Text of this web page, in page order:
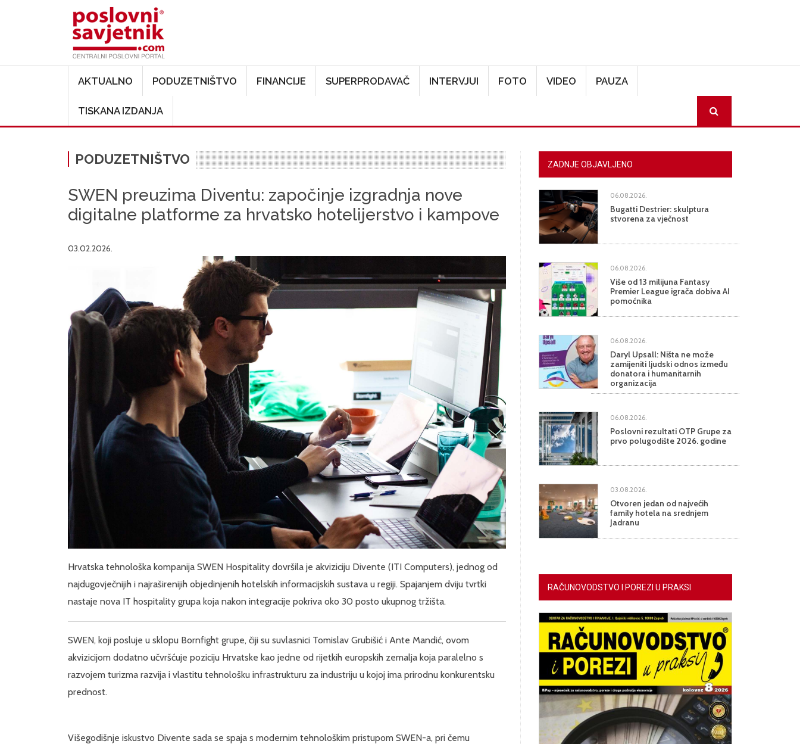
AKTUALNO PODUZETNIŠTVO FINANCIJE SUPERPRODAVAČ INTERVJUI FOTO VIDEO PAUZA
TISKANA IZDANJA
PODUZETNIŠTVO
SWEN preuzima Diventu: započinje izgradnja nove
digitalne platforme za hrvatsko hotelijerstvo i kampove
03.02.2026.
Hrvatska tehnološka kompanija SWEN Hospitality dovršila je akviziciju Divente (ITI Computers), jednog od
najdugovječnijih i najraširenijih objedinjenih hotelskih informacijskih sustava u regiji. Spajanjem dviju tvrtki
nastaje nova IT hospitality grupa koja nakon integracije pokriva oko 30 posto ukupnog tržišta.
SWEN, koji posluje u sklopu Bornfight grupe, čiji su suvlasnici Tomislav Grubišić i Ante Mandić, ovom
akvizicijom dodatno učvršćuje poziciju Hrvatske kao jedne od rijetkih europskih zemalja koja paralelno s
razvojem turizma razvija i vlastitu tehnološku infrastrukturu za industriju u kojoj ima prirodnu konkurentsku
prednost.
Višegodišnje iskustvo Divente sada se spaja s modernim tehnološkim pristupom SWEN-a, pri čemu
ZADNJE OBJAVLJENO
06.08.2026.
Bugatti Destrier: skulptura
stvorena za vječnost
06.08.2026.
Više od 13 milijuna Fantasy
Premier League igrača dobiva AI
pomoćnika
06.08.2026.
Daryl Upsall: Ništa ne može
zamijeniti ljudski odnos između
donatora i humanitarnih
organizacija
06.08.2026.
Poslovni rezultati OTP Grupe za
prvo polugodište 2026. godine
03.08.2026.
Otvoren jedan od najvećih
family hotela na srednjem
Jadranu
RAČUNOVODSTVO I POREZI U PRAKSI